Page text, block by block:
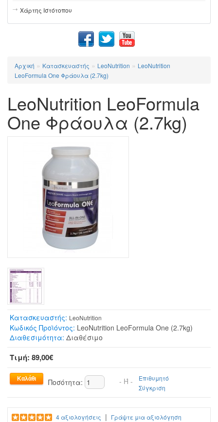
Χάρτης Ιστότοπου
Αρχική » Κατασκευαστής » LeoNutrition » LeoNutrition
LeoFormula One Φράουλα (2.7kg)
LeoNutrition LeoFormula
One Φράουλα (2.7kg)
Κατασκευαστής: LeoNutrition
Κωδικός Προϊόντος: LeoNutrition LeoFormula One (2.7kg)
Διαθεσιμότητα: Διαθέσιμο
Τιμή: 89,00€
Ποσότητα: - Ή -
Επιθυμητό
Σύγκριση
4 αξιολογήσεις | Γράψτε μια αξιολόγηση